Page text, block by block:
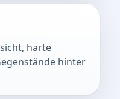
harte
hinter